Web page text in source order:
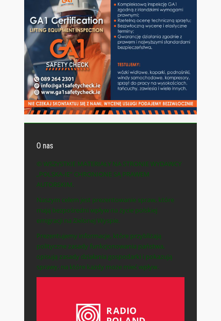
O nas
© WSZYSTKIE MATERIAŁY NA STRONIE WYDAWCY
„POLSKA-IE” CHRONIONE SĄ PRAWEM
AUTORSKIM.
Naszym celem jest prezentowanie spraw, które
mają bezpośredni wpływ na życie polskiej
emigracji na Zielonej Wyspie.
Prezentujemy informacje, które przybliżają
polityczne zasady funkcjonowania państwa,
opisują zasady działania gospodarki i pokazują
sprawy, na które każdy może mieć wpływ.